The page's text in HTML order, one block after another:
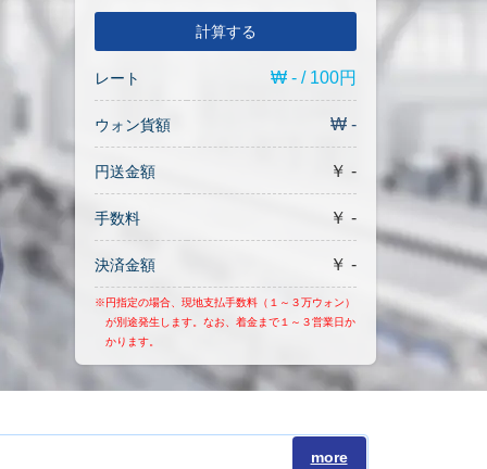
計算する
レート ₩ - / 100円
ウォン貨額 ₩ -
円送金額 ￥ -
手数料 ￥ -
決済金額 ￥ -
※円指定の場合、現地支払手数料（１～３万ウォン）
が別途発生します。なお、着金まで１～３営業日か
かります。
more